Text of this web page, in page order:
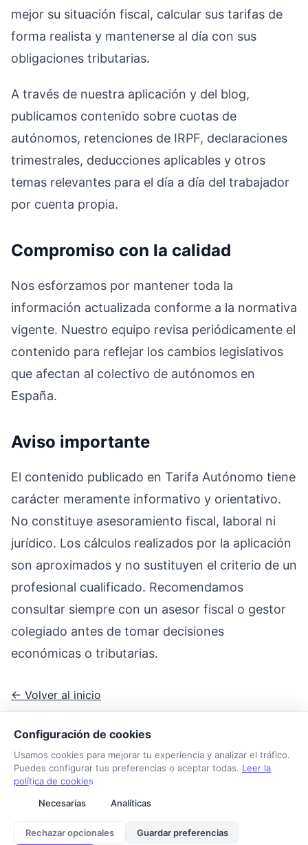
mejor su situación fiscal, calcular sus tarifas de
forma realista y mantenerse al día con sus
obligaciones tributarias.
A través de nuestra aplicación y del blog,
publicamos contenido sobre cuotas de
autónomos, retenciones de IRPF, declaraciones
trimestrales, deducciones aplicables y otros
temas relevantes para el día a día del trabajador
por cuenta propia.
Compromiso con la calidad
Nos esforzamos por mantener toda la
información actualizada conforme a la normativa
vigente. Nuestro equipo revisa periódicamente el
contenido para reflejar los cambios legislativos
que afectan al colectivo de autónomos en
España.
Aviso importante
El contenido publicado en Tarifa Autónomo tiene
carácter meramente informativo y orientativo.
No constituye asesoramiento fiscal, laboral ni
jurídico. Los cálculos realizados por la aplicación
son aproximados y no sustituyen el criterio de un
profesional cualificado. Recomendamos
consultar siempre con un asesor fiscal o gestor
colegiado antes de tomar decisiones
económicas o tributarias.
← Volver al inicio
Tarifa Autónomo
Contacto
© 2026 Tarifa Autónomo. Todos los derechos reservados.
Configuración de cookies
Usamos cookies para mejorar tu experiencia y analizar el tráfico.
Puedes configurar tus preferencias o aceptar todas. Leer la
política de cookies
Necesarias
Analíticas
Rechazar opcionales Guardar preferencias